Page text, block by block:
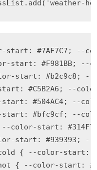
#7AE7C7; --
start: #F981BB; --
start: #b2c9c8; --
#C5B2A6; --
#504AC4; --
start: #bfc9cf; --
--color-start:
start: #939393; --
{ --color-start:
{ --color-start: